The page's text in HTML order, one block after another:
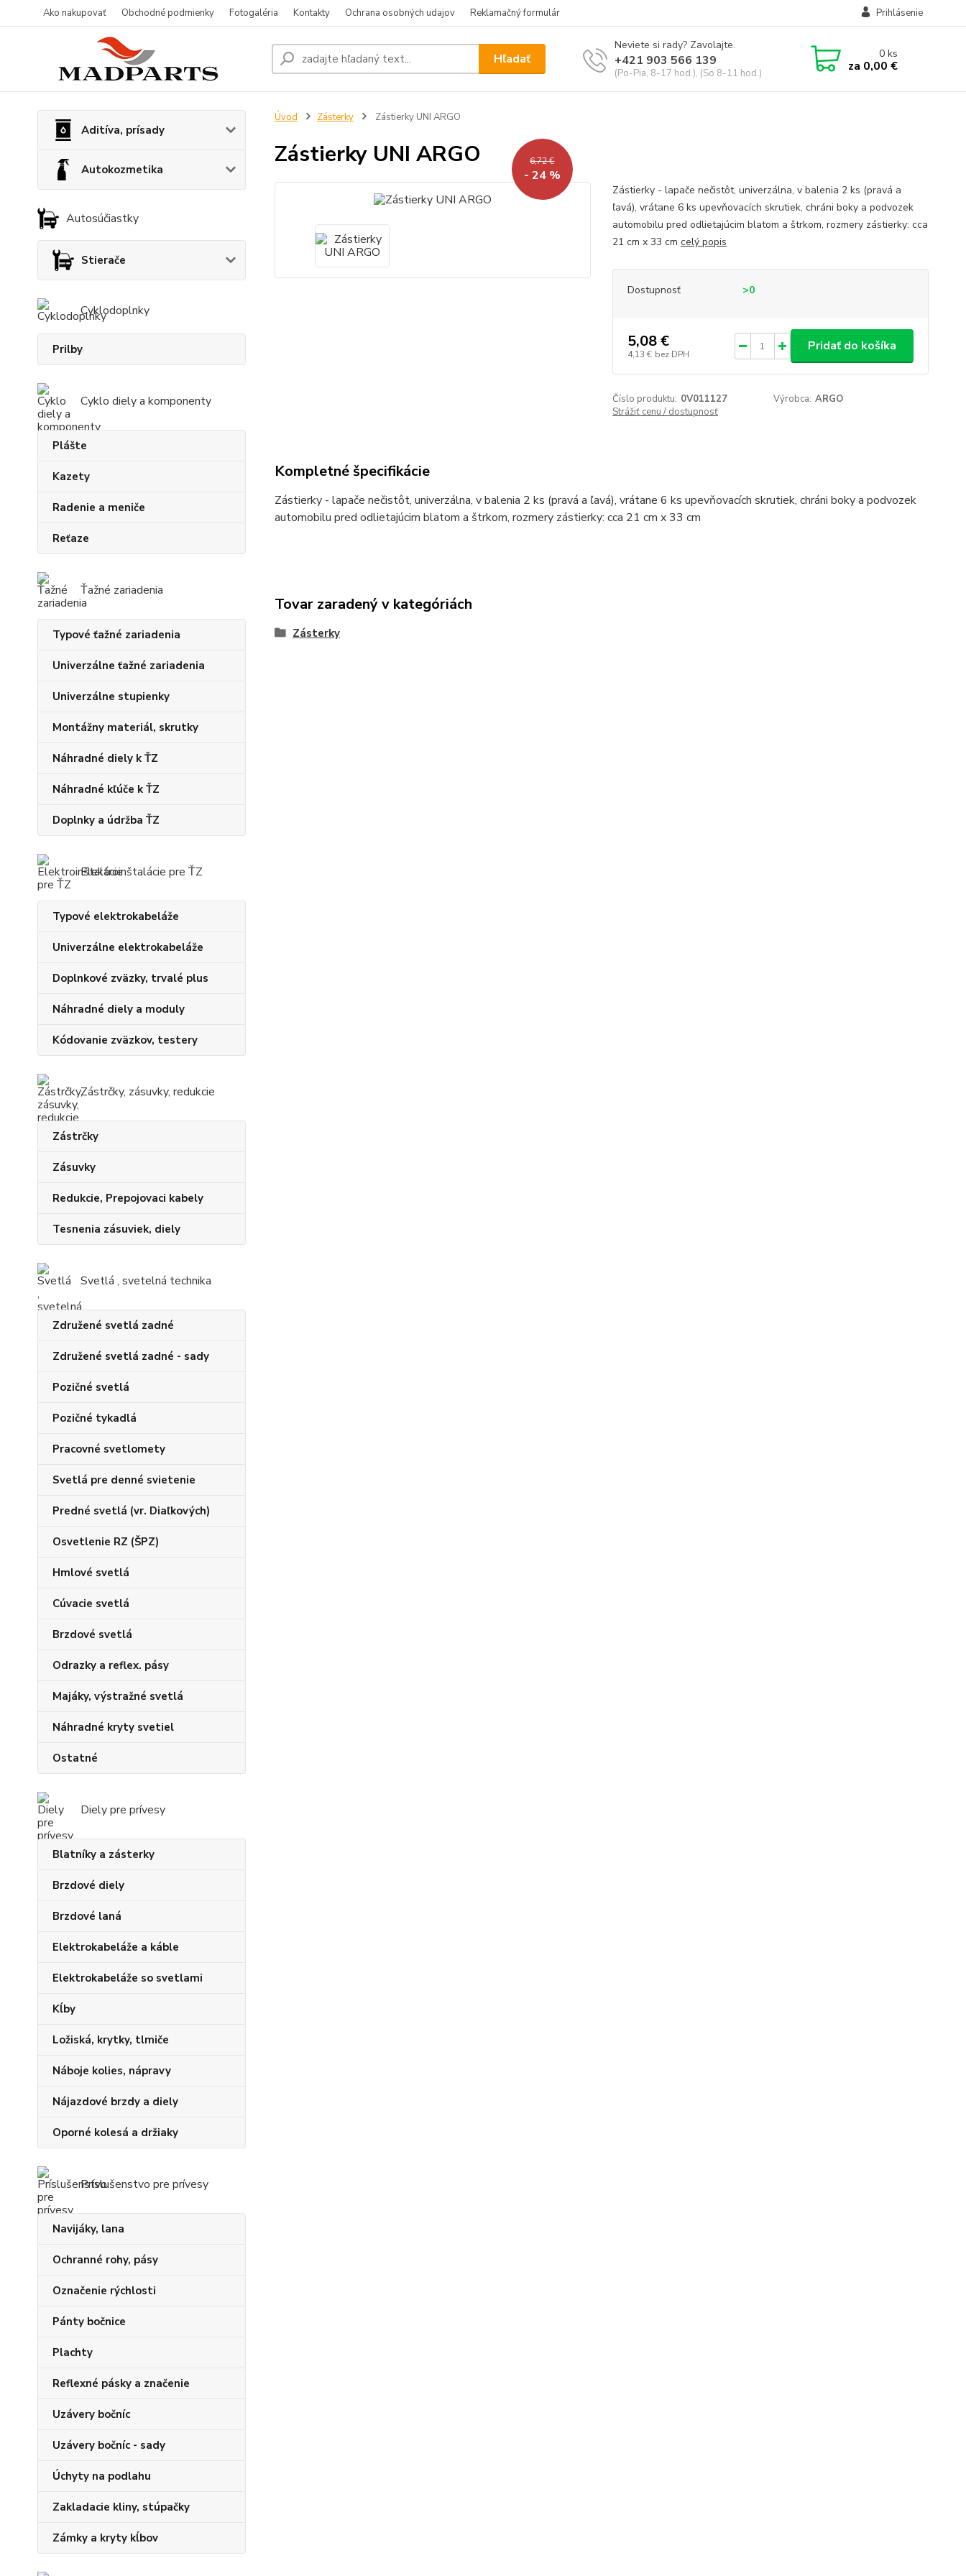
Ako nakupovať Obchodné podmienky Fotogaléria Kontakty Ochrana osobných udajov Reklamačný formulár Prihlásenie
Hľadať
Neviete si rady? Zavolajte.
+421 903 566 139
(Po-Pia, 8-17 hod.), (So 8-11 hod.)
0ks
za 0,00 €
Aditíva, prísady
Autokozmetika
Autosúčiastky
Stierače
Cyklodoplnky
Prilby
Cyklo diely a komponenty
Plášte
Kazety
Radenie a meniče
Reťaze
Ťažné zariadenia
Typové ťažné zariadenia
Univerzálne ťažné zariadenia
Univerzálne stupienky
Montážny materiál, skrutky
Náhradné diely k ŤZ
Náhradné kľúče k ŤZ
Doplnky a údržba ŤZ
Elektroinštalácie pre ŤZ
Typové elektrokabeláže
Univerzálne elektrokabeláže
Doplnkové zväzky, trvalé plus
Náhradné diely a moduly
Kódovanie zväzkov, testery
Zástrčky, zásuvky, redukcie
Zástrčky
Zásuvky
Redukcie, Prepojovaci kabely
Tesnenia zásuviek, diely
Svetlá , svetelná technika
Združené svetlá zadné
Združené svetlá zadné - sady
Pozičné svetlá
Pozičné tykadlá
Pracovné svetlomety
Svetlá pre denné svietenie
Predné svetlá (vr. Diaľkových)
Osvetlenie RZ (ŠPZ)
Hmlové svetlá
Cúvacie svetlá
Brzdové svetlá
Odrazky a reflex. pásy
Majáky, výstražné svetlá
Náhradné kryty svetiel
Ostatné
Diely pre prívesy
Blatníky a zásterky
Brzdové diely
Brzdové laná
Elektrokabeláže a káble
Elektrokabeláže so svetlami
Kĺby
Ložiská, krytky, tlmiče
Náboje kolies, nápravy
Nájazdové brzdy a diely
Oporné kolesá a držiaky
Príslušenstvo pre prívesy
Navijáky, lana
Ochranné rohy, pásy
Označenie rýchlosti
Pánty bočnice
Plachty
Reflexné pásky a značenie
Uzávery bočníc
Uzávery bočníc - sady
Úchyty na podlahu
Zakladacie kliny, stúpačky
Zámky a kryty kĺbov
Úvod Zásterky Zástierky UNI ARGO
Zástierky UNI ARGO 6,72 €
- 24 %
Zástierky - lapače nečistôt, univerzálna, v balenia 2 ks (pravá a
ľavá), vrátane 6 ks upevňovacích skrutiek, chráni boky a podvozek
automobilu pred odlietajúcim blatom a štrkom, rozmery zástierky: cca
21 cm x 33 cm celý popis
Dostupnosť >0
5,08 €
4,13 € bez DPH
Pridať do košíka
Číslo produktu: 0V011127 Výrobca: ARGO
Strážiť cenu / dostupnosť
Kompletné špecifikácie
Zástierky - lapače nečistôt, univerzálna, v balenia 2 ks (pravá a ľavá), vrátane 6 ks upevňovacích skrutiek, chráni boky a podvozek
automobilu pred odlietajúcim blatom a štrkom, rozmery zástierky: cca 21 cm x 33 cm
Tovar zaradený v kategóriách
Zásterky